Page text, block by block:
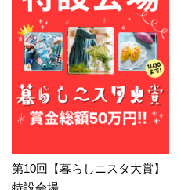
第10回【暮らしニスタ大賞】
特設会場